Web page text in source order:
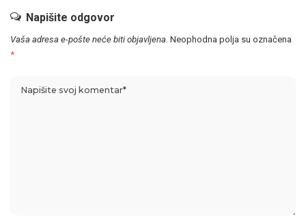
Napišite odgovor
Vaša adresa e-pošte neće biti objavljena. Neophodna polja su označena
*